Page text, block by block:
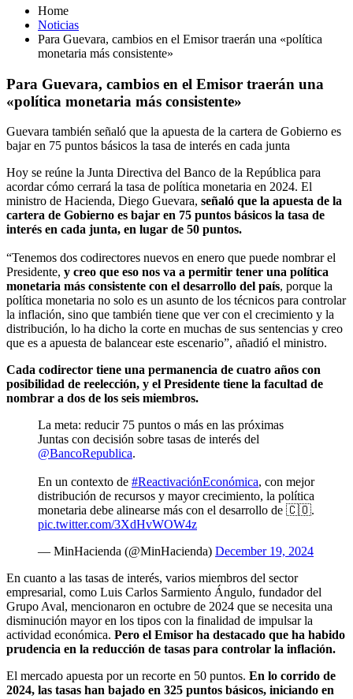
Home
Noticias
Para Guevara, cambios en el Emisor traerán una «política
monetaria más consistente»
Para Guevara, cambios en el Emisor traerán una
«política monetaria más consistente»
Guevara también señaló que la apuesta de la cartera de Gobierno es
bajar en 75 puntos básicos la tasa de interés en cada junta
Hoy se reúne la Junta Directiva del Banco de la República para
acordar cómo cerrará la tasa de política monetaria en 2024. El
ministro de Hacienda, Diego Guevara, señaló que la apuesta de la
cartera de Gobierno es bajar en 75 puntos básicos la tasa de
interés en cada junta, en lugar de 50 puntos.
“Tenemos dos codirectores nuevos en enero que puede nombrar el
Presidente, y creo que eso nos va a permitir tener una política
monetaria más consistente con el desarrollo del país, porque la
política monetaria no solo es un asunto de los técnicos para controlar
la inflación, sino que también tiene que ver con el crecimiento y la
distribución, lo ha dicho la corte en muchas de sus sentencias y creo
que es a apuesta de balancear este escenario”, añadió el ministro.
Cada codirector tiene una permanencia de cuatro años con
posibilidad de reelección, y el Presidente tiene la facultad de
nombrar a dos de los seis miembros.
La meta: reducir 75 puntos o más en las próximas
Juntas con decisión sobre tasas de interés del
@BancoRepublica.
En un contexto de #ReactivaciónEconómica, con mejor
distribución de recursos y mayor crecimiento, la política
monetaria debe alinearse más con el desarrollo de 🇨🇴.
pic.twitter.com/3XdHvWOW4z
— MinHacienda (@MinHacienda) December 19, 2024
En cuanto a las tasas de interés, varios miembros del sector
empresarial, como Luis Carlos Sarmiento Ángulo, fundador del
Grupo Aval, mencionaron en octubre de 2024 que se necesita una
disminución mayor en los tipos con la finalidad de impulsar la
actividad económica. Pero el Emisor ha destacado que ha habido
prudencia en la reducción de tasas para controlar la inflación.
El mercado apuesta por un recorte en 50 puntos. En lo corrido de
2024, las tasas han bajado en 325 puntos básicos, iniciando en